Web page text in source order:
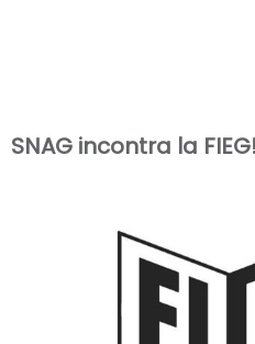
SNAG incontra la FIEG!